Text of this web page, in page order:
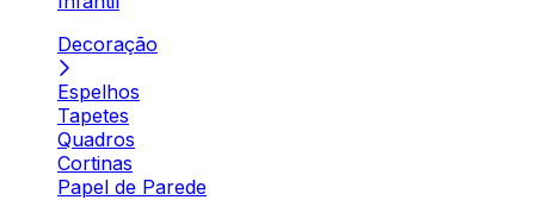
Decoração
Espelhos
Tapetes
Quadros
Cortinas
Papel de Parede